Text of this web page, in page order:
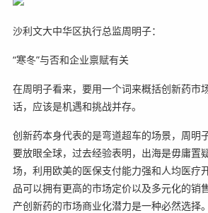
沙利文大中华区执行总监周明子：
“寒冬”与否和企业禀赋有关
在周明子看来，要用一个词来概括创新药市
话，应该是机遇和挑战并存。
创新药本身代表的是弯道超车的场景，周明
要放眼全球，过去经验表明，出海是毋庸置
场，利用欧美的医保支付能力强和人均医疗
品可以拥有更高的市场定价以及多元化的销
产创新药的市场商业化潜力是一种必然选择